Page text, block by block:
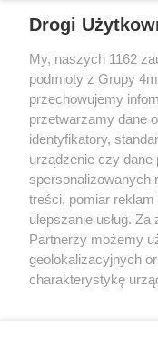
Redakcja
Drogi
My, naszych 1162
podmioty z Grupy
przechowujemy
przetwarzamy dane
identyfikatory,
urządzenie czy dane
spersonalizowanych
treści, pomiar
ulepszanie usług.
Partnerzy możemy
geolokalizacyjnych
charakterystykę